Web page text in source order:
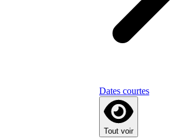
Dates courtes
Tout voir